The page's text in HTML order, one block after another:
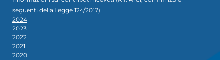
seguenti della Legge 124/2017)
2024
2023
2022
2021
2020